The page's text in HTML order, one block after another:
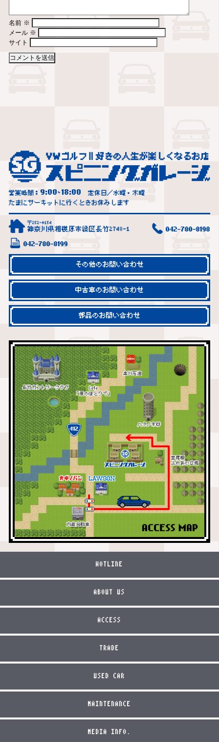
名前 ※
メール ※
サイト
営業時間： 9:00~18:00
定休日／水曜・木曜
たまにサーキットに行くときお休みします
〒252-0154
神奈川県相模原市緑区長竹2748-1 042-780-8198
042-780-8199
その他のお問い合わせ
中古車のお問い合わせ
部品のお問い合わせ
HOTLINE
ABOUT US
ACCESS
TRADE
USED CAR
MAINTENANCE
MEDIA INFO.